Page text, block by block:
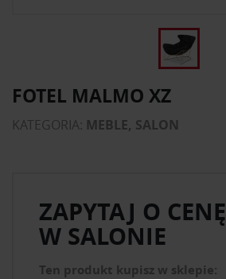
FOTEL MALMO XZ
KATEGORIA: MEBLE, SALON
ZAPYTAJ O CENĘ
W SALONIE
Ten produkt kupisz w sklepie: